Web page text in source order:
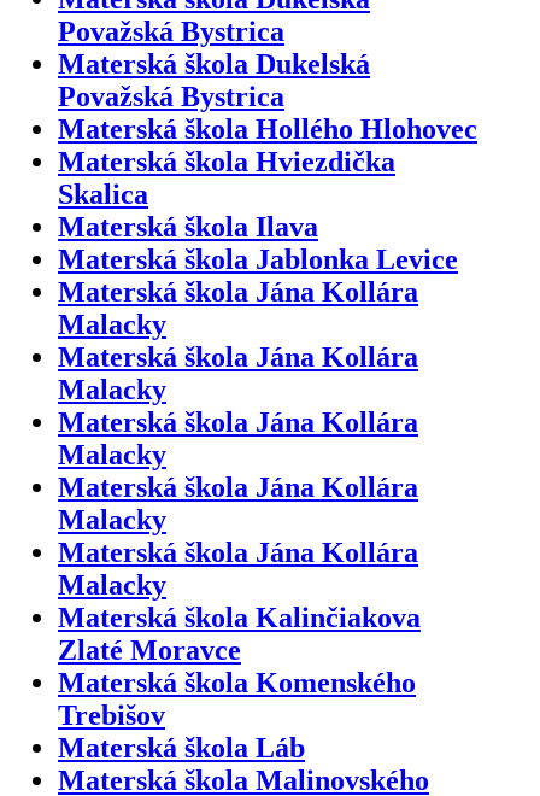
Považská Bystrica
Materská škola Dukelská
Považská Bystrica
Materská škola Hollého Hlohovec
Materská škola Hviezdička
Skalica
Materská škola Ilava
Materská škola Jablonka Levice
Materská škola Jána Kollára
Malacky
Materská škola Jána Kollára
Malacky
Materská škola Jána Kollára
Malacky
Materská škola Jána Kollára
Malacky
Materská škola Jána Kollára
Malacky
Materská škola Kalinčiakova
Zlaté Moravce
Materská škola Komenského
Trebišov
Materská škola Láb
Materská škola Malinovského